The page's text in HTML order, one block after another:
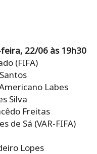
22/06 às 19h30
(FIFA)
Labes
Silva
Freitas
de Sá (VAR-FIFA)
Lopes